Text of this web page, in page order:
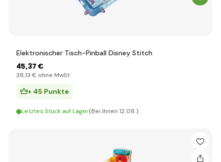
Elektronischer Tisch-Pinball Disney Stitch
45,37 €
38,13 € ohne MwSt
+ 45 Punkte
Letztes Stück auf Lager(Bei Ihnen 12.08.)